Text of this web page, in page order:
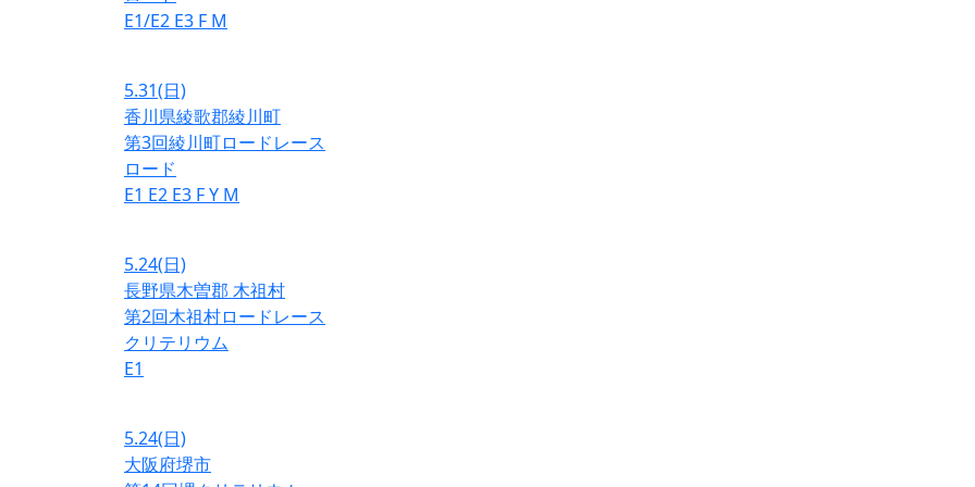
E1/E2 E3 F M
5.31(日)
香川県綾歌郡綾川町
第3回綾川町ロードレース
ロード
E1 E2 E3 FY M
5.24(日)
長野県木曽郡 木祖村
第2回木祖村ロードレース
クリテリウム
E1
5.24(日)
大阪府堺市